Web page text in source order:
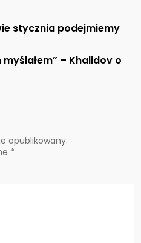
stycznia podejmiemy
– Khalidov o
opublikowany.
*